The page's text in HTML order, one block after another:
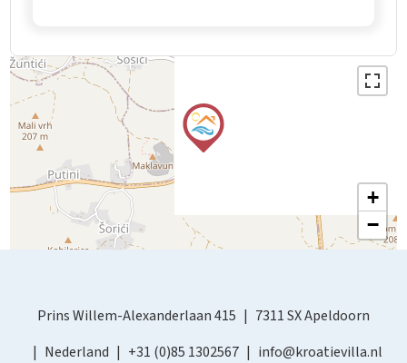
+
−
Prins Willem-Alexanderlaan 415
7311 SX Apeldoorn
Nederland
+31 (0)85 1302567 info@kroatievilla.nl